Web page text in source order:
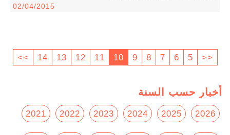
02/04/2015
<<
5
6
7
8
9
10
11
12
13
14
>>
أخبار حسب السنة
2026
2025
2024
2023
2022
2021